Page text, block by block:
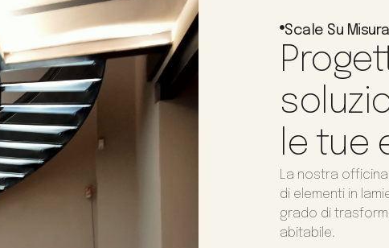
Scale Su Misura
le tue
La nostra
di elementi in
grado di
abitabile.